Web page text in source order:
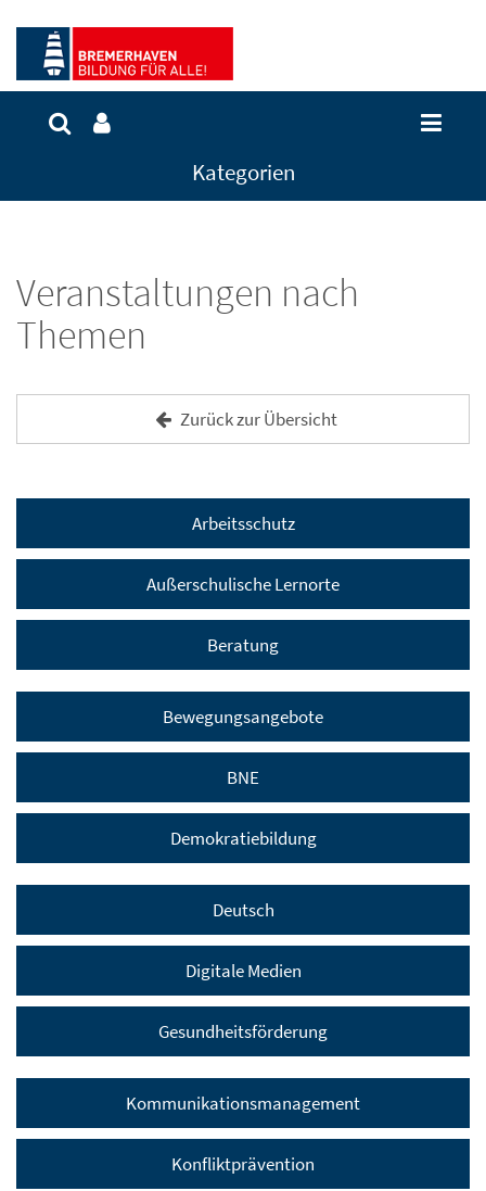
Kategorien
Veranstaltungen nach
Themen
Zurück zur Übersicht
Arbeitsschutz
Außerschulische Lernorte
Beratung
Bewegungsangebote
BNE
Demokratiebildung
Deutsch
Digitale Medien
Gesundheitsförderung
Kommunikationsmanagement
Konfliktprävention